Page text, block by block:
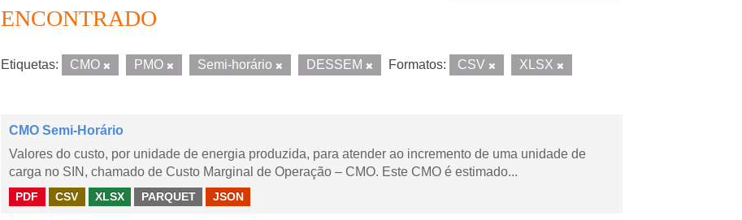
ENCONTRADO
Etiquetas: CMO PMO Semi-horário DESSEM Formatos: CSV XLSX
CMO Semi-Horário
Valores do custo, por unidade de energia produzida, para atender ao incremento de uma unidade de
carga no SIN, chamado de Custo Marginal de Operação – CMO. Este CMO é estimado...
PDF CSV XLSX PARQUET JSON